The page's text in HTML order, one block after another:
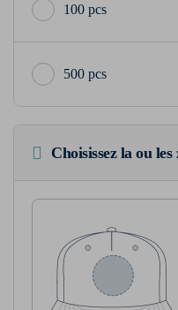
100 pcs
500 pcs
Choisissez la ou